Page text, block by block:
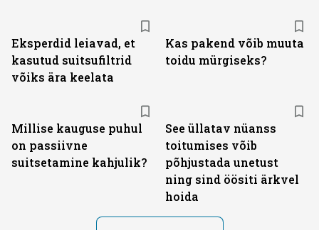
Eksperdid leiavad, et
kasutud suitsufiltrid
võiks ära keelata
Kas pakend võib muuta
toidu mürgiseks?
Millise kauguse puhul
on passiivne
suitsetamine kahjulik?
See üllatav nüanss
toitumises võib
põhjustada unetust
ning sind öösiti ärkvel
hoida